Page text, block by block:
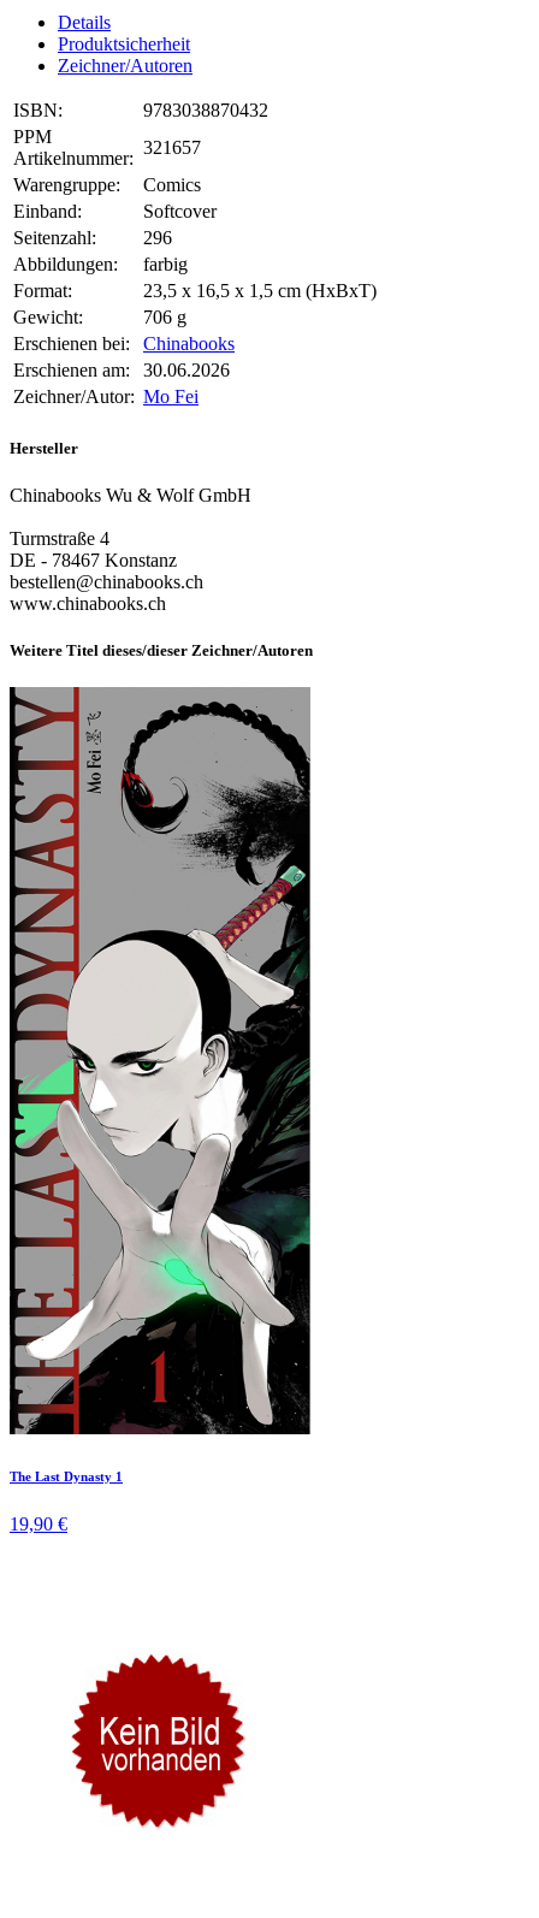
Details
Produktsicherheit
Zeichner/Autoren
ISBN:
9783038870432
PPM
Artikelnummer:
321657
Warengruppe:
Comics
Einband:
Softcover
Seitenzahl:
296
Abbildungen:
farbig
Format:
23,5 x 16,5 x 1,5 cm (HxBxT)
Gewicht:
706 g
Erschienen bei:
Chinabooks
Erschienen am:
30.06.2026
Zeichner/Autor: Mo Fei
Hersteller
Chinabooks Wu & Wolf GmbH
Turmstraße 4
DE - 78467 Konstanz
bestellen@chinabooks.ch
www.chinabooks.ch
Weitere Titel dieses/dieser Zeichner/Autoren
The Last Dynasty 1
19,90 €